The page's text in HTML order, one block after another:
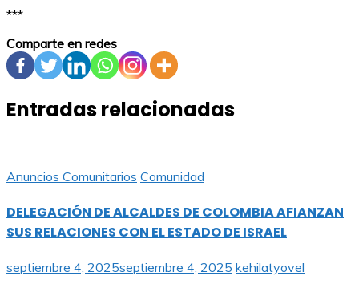
***
Comparte en redes
Entradas relacionadas
Anuncios Comunitarios Comunidad
DELEGACIÓN DE ALCALDES DE COLOMBIA AFIANZAN
SUS RELACIONES CON EL ESTADO DE ISRAEL
septiembre 4, 2025septiembre 4, 2025 kehilatyovel